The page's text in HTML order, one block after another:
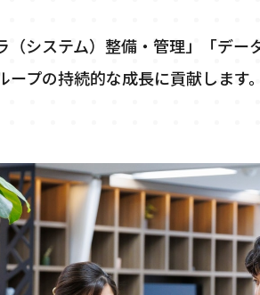
（システム）整備・管理」「デ
ープの持続的な成長に貢献します。